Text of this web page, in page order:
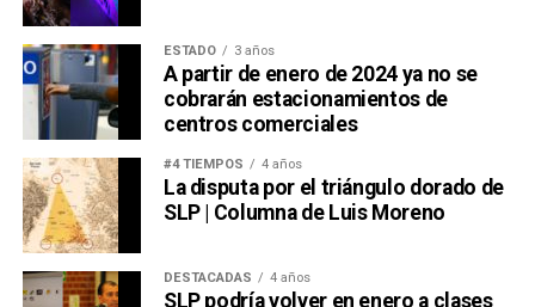
ESTADO 3 años
A partir de enero de 2024 ya no se
cobrarán estacionamientos de
centros comerciales
#4 TIEMPOS 4 años
La disputa por el triángulo dorado de
SLP | Columna de Luis Moreno
DESTACADAS 4 años
SLP podría volver en enero a clases